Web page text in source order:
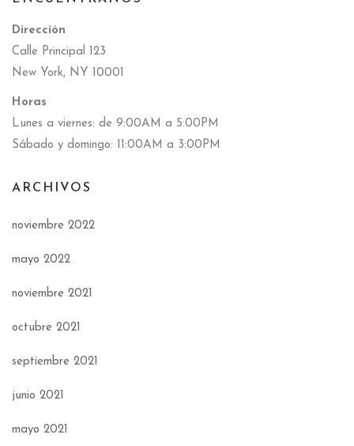
Dirección
Calle Principal 123
New York, NY 10001
Horas
Lunes a viernes: de 9:00AM a 5:00PM
Sábado y domingo: 11:00AM a 3:00PM
ARCHIVOS
noviembre 2022
mayo 2022
noviembre 2021
octubre 2021
septiembre 2021
junio 2021
mayo 2021